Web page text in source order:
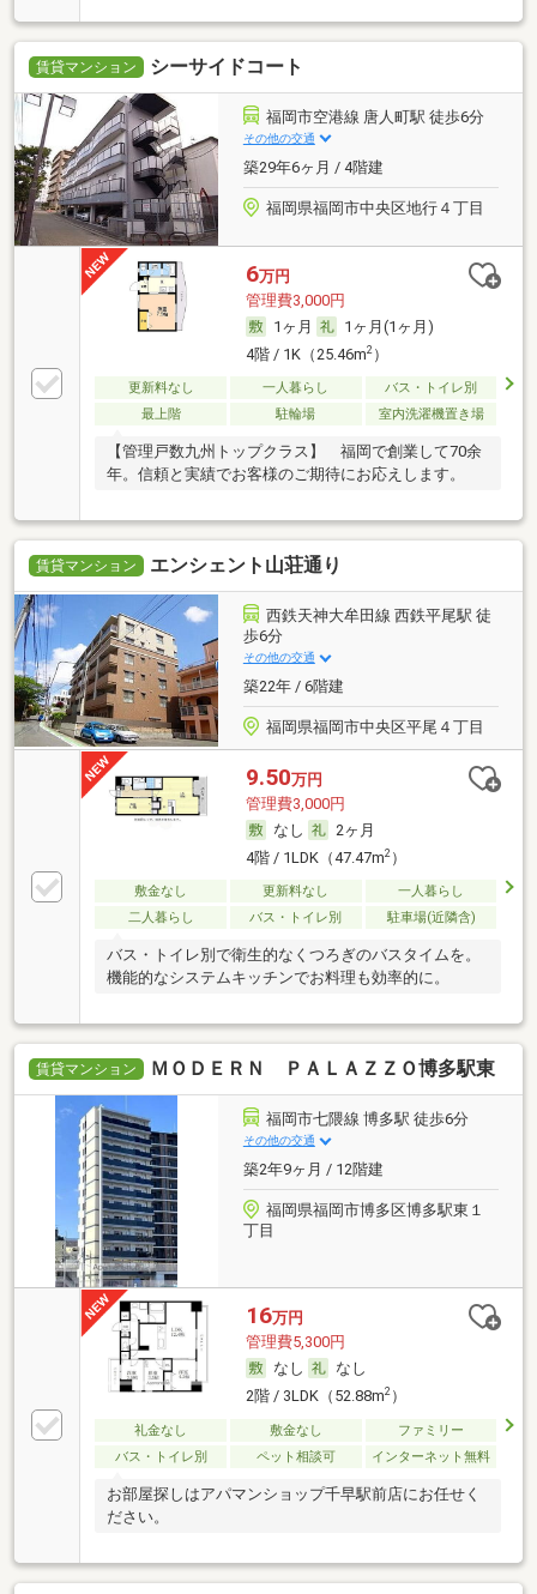
賃貸マンション シーサイドコート
福岡市空港線 唐人町駅 徒歩6分
その他の交通
築29年6ヶ月 / 4階建
福岡県福岡市中央区地行４丁目
6万円
管理費3,000円
1ヶ月
1ヶ月(1ヶ月)
4階 / 1K（25.46m2）
更新料なし 一人暮らし
バス・トイレ別
最上階
駐輪場 室内洗濯機置き場
【管理戸数九州トップクラス】 福岡で創業して70余
年。信頼と実績でお客様のご期待にお応えします。
賃貸マンション エンシェント山荘通り
西鉄天神大牟田線 西鉄平尾駅 徒
歩6分
その他の交通
築22年 / 6階建
福岡県福岡市中央区平尾４丁目
9.50万円
管理費3,000円
なし
2ヶ月
4階 / 1LDK（47.47m2）
敷金なし 更新料なし
一人暮らし
二人暮らし
バス・トイレ別 駐車場(近隣含)
バス・トイレ別で衛生的なくつろぎのバスタイムを。
機能的なシステムキッチンでお料理も効率的に。
賃貸マンション ＭＯＤＥＲＮ ＰＡＬＡＺＺＯ博多駅東
福岡市七隈線 博多駅 徒歩6分
その他の交通
築2年9ヶ月 / 12階建
福岡県福岡市博多区博多駅東１
丁目
16万円
管理費5,300円
なし
なし
2階 / 3LDK（52.88m2）
礼金なし 敷金なし
ファミリー
バス・トイレ別
ペット相談可 インターネット無料
お部屋探しはアパマンショップ千早駅前店にお任せく
ださい。